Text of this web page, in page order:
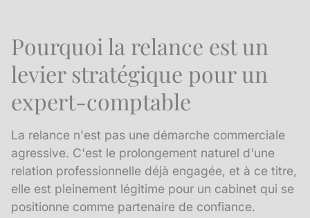
Pourquoi la relance est un
levier stratégique pour un
expert-comptable
La relance n'est pas une démarche commerciale
agressive. C'est le prolongement naturel d'une
relation professionnelle déjà engagée, et à ce titre,
elle est pleinement légitime pour un cabinet qui se
positionne comme partenaire de confiance.